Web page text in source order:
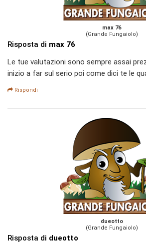
max 76
(Grande Fungaiolo)
Risposta di max 76
Le tue valutazioni sono sempre assai
inizio a far sul serio poi come dici te le
Rispondi
dueotto
(Grande Fungaiolo)
Risposta di dueotto